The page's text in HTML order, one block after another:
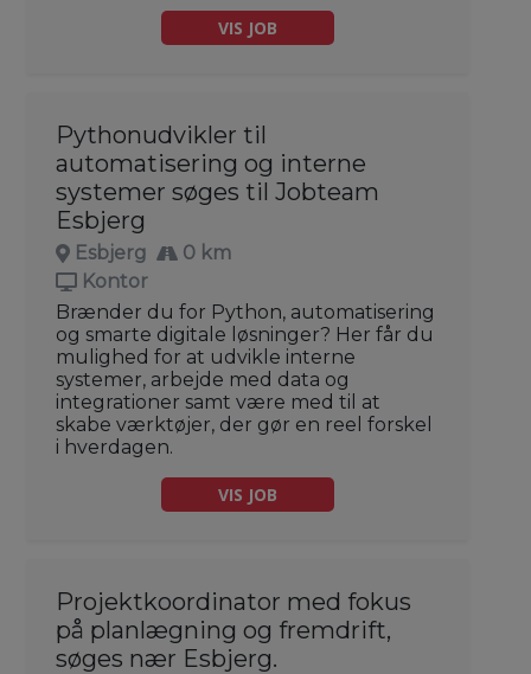
VIS JOB
Pythonudvikler til
automatisering og interne
systemer søges til Jobteam
Esbjerg
Esbjerg
0 km
Kontor
Brænder du for Python, automatisering
og smarte digitale løsninger? Her får du
mulighed for at udvikle interne
systemer, arbejde med data og
integrationer samt være med til at
skabe værktøjer, der gør en reel forskel
i hverdagen.
VIS JOB
Projektkoordinator med fokus
på planlægning og fremdrift,
søges nær Esbjerg.